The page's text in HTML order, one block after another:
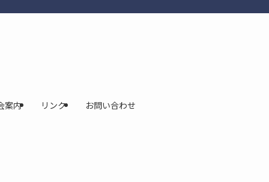
案内 リンク お問い合わせ